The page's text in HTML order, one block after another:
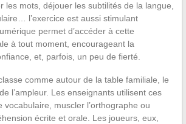
les mots, déjouer les subtilités de la langue,
l’exercice est aussi stimulant
permet d’accéder à cette
à tout moment, encourageant la
et, parfois, un peu de fierté.
comme autour de la table familiale, le
l’ampleur. Les enseignants utilisent ces
vocabulaire, muscler l’orthographe ou
écrite et orale. Les joueurs, eux,